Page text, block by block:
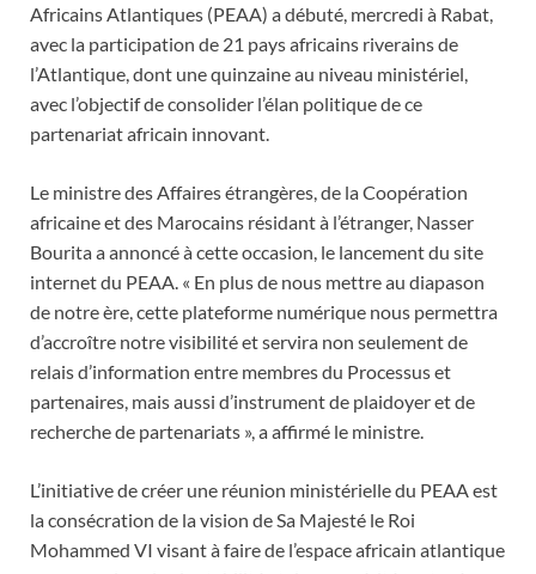
Africains Atlantiques (PEAA) a débuté, mercredi à Rabat,
avec la participation de 21 pays africains riverains de
l’Atlantique, dont une quinzaine au niveau ministériel,
avec l’objectif de consolider l’élan politique de ce
partenariat africain innovant.
Le ministre des Affaires étrangères, de la Coopération
africaine et des Marocains résidant à l’étranger, Nasser
Bourita a annoncé à cette occasion, le lancement du site
internet du PEAA. « En plus de nous mettre au diapason
de notre ère, cette plateforme numérique nous permettra
d’accroître notre visibilité et servira non seulement de
relais d’information entre membres du Processus et
partenaires, mais aussi d’instrument de plaidoyer et de
recherche de partenariats », a affirmé le ministre.
L’initiative de créer une réunion ministérielle du PEAA est
la consécration de la vision de Sa Majesté le Roi
Mohammed VI visant à faire de l’espace africain atlantique